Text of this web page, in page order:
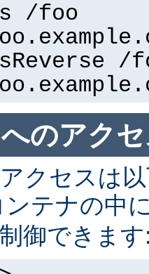
/foo
/
のアク
クセスは
ンテナの中
御できま